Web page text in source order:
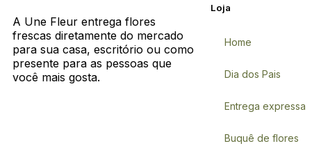
A Une Fleur entrega flores
frescas diretamente do mercado
para sua casa, escritório ou como
presente para as pessoas que
você mais gosta.
Loja
Home
Dia dos Pais
Entrega expressa
Buquê de flores